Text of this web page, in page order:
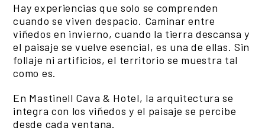
Hay experiencias que solo se comprenden
cuando se viven despacio. Caminar entre
viñedos en invierno, cuando la tierra descansa y
el paisaje se vuelve esencial, es una de ellas. Sin
follaje ni artificios, el territorio se muestra tal
como es.
En Mastinell Cava & Hotel, la arquitectura se
integra con los viñedos y el paisaje se percibe
desde cada ventana.